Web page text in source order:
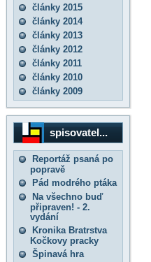
články 2015
články 2014
články 2013
články 2012
články 2011
články 2010
články 2009
spisovatel...
Reportáž psaná po
popravě
Pád modrého ptáka
Na všechno buď
připraven! - 2.
vydání
Kronika Bratrstva
Kočkovy pracky
Špinavá hra